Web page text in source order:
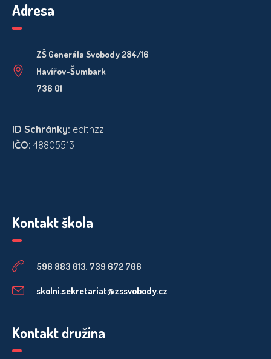
Adresa
ZŠ Generála Svobody 284/16
Havířov-Šumbark
736 01
ID Schránky: ecithzz
IČO: 48805513
Kontakt škola
596 883 013, 739 672 706
skolni.sekretariat@zssvobody.cz
Kontakt družina